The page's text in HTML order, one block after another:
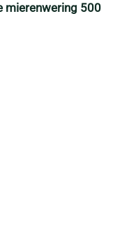
mierenwering 500